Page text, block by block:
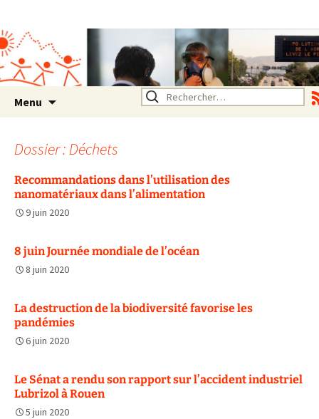
Rhône Alpes
Un environnement sain pour
la santé de tous
Menu Rechercher :
Dossier : Déchets
Recommandations dans l’utilisation des
nanomatériaux dans l’alimentation
9 juin 2020
8 juin Journée mondiale de l’océan
8 juin 2020
La destruction de la biodiversité favorise les
pandémies
6 juin 2020
Le Sénat a rendu son rapport sur l’accident industriel
Lubrizol à Rouen
5 juin 2020